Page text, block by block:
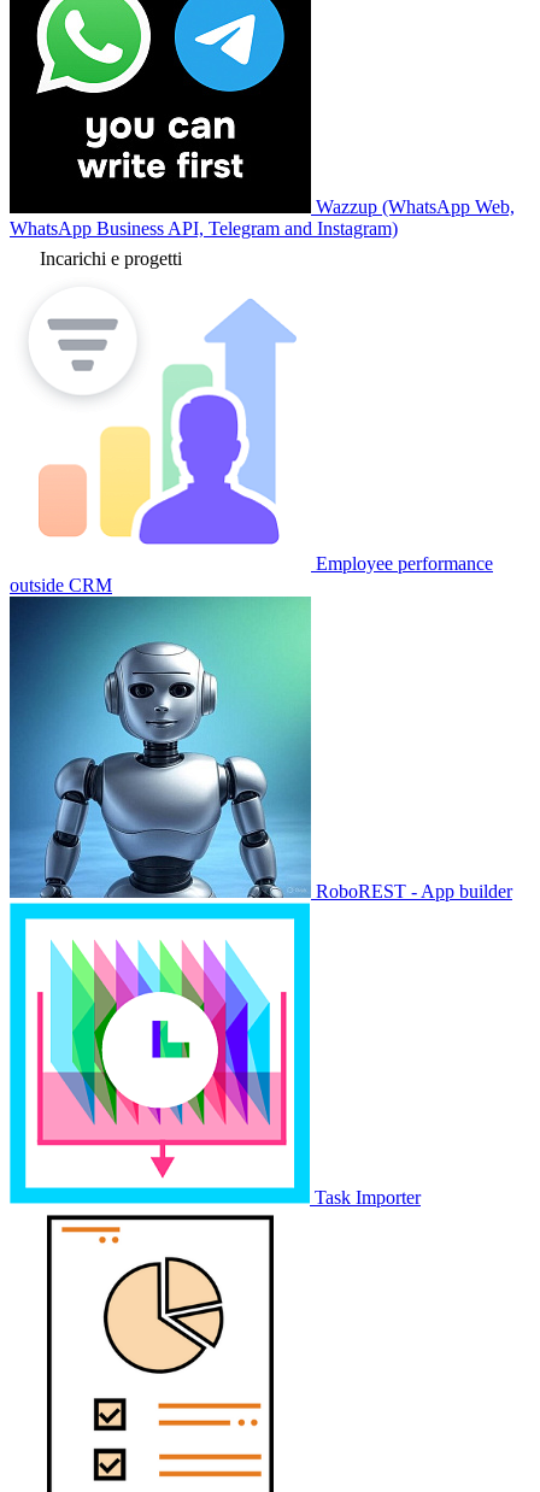
Wazzup (WhatsApp Web,
WhatsApp Business API, Telegram and Instagram)
Incarichi e progetti
Employee performance
outside CRM
RoboREST - App builder
Task Importer